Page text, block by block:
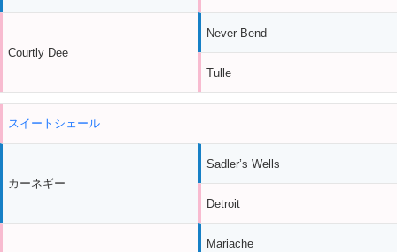
Courtly Dee
Never Bend
Tulle
スイートシェール
カーネギー
Sadler’s Wells
Detroit
Mariache